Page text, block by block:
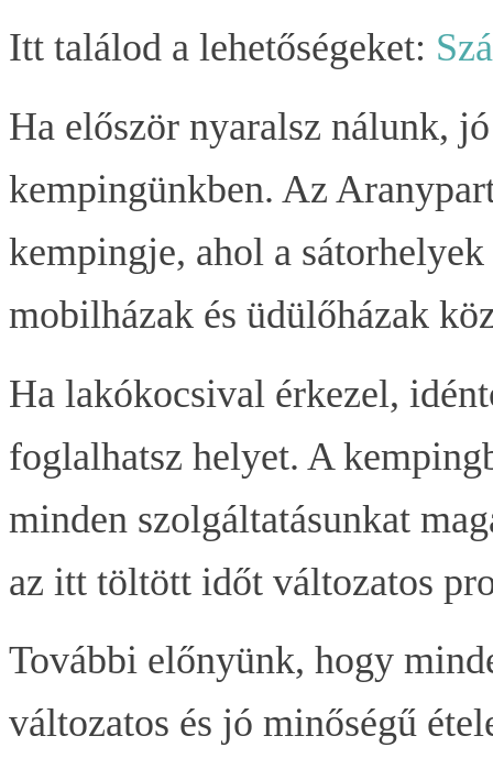
Itt találod a lehetőségeket:
Ha először nyaralsz nálunk,
kempingünkben. Az
kempingje, ahol a
mobilházak és üdülőházak
Ha lakókocsival érkezel,
foglalhatsz helyet. A
minden szolgáltatásunkat
az itt töltött időt változatos
További előnyünk, hogy
változatos és jó minőségű